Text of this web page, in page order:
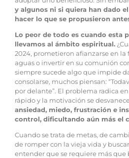
y algunos ni si quiera han dado
hacer lo que se propusieron
Lo peor de todo es cuando esta
llevamos al ámbito espiritual.
2024, prometieron afianzarse en la
aguas o invertir en su comunión
siempre sucede algo que impide
consolarse, muchos piensan:
por delante”. El problema radica
rápido y la motivación se
ansiedad, miedo, frustración e
control, dificultando aún más el
Cuando se trata de metas, de
de romper con la vieja vida y
entender que se requiere más que